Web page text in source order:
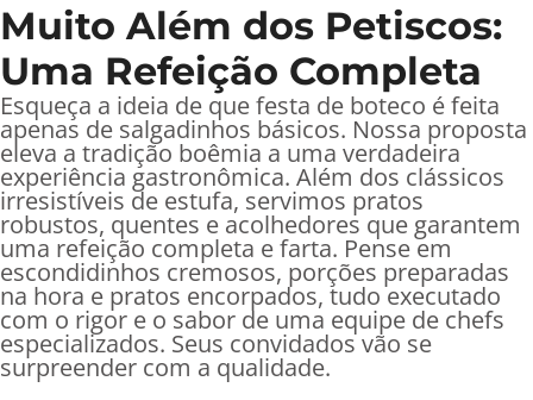
Muito Além dos Petiscos:
Uma Refeição Completa
Esqueça a ideia de que festa de boteco é feita
apenas de salgadinhos básicos. Nossa proposta
eleva a tradição boêmia a uma verdadeira
experiência gastronômica. Além dos clássicos
irresistíveis de estufa, servimos pratos
robustos, quentes e acolhedores que garantem
uma refeição completa e farta. Pense em
escondidinhos cremosos, porções preparadas
na hora e pratos encorpados, tudo executado
com o rigor e o sabor de uma equipe de chefs
especializados. Seus convidados vão se
surpreender com a qualidade.